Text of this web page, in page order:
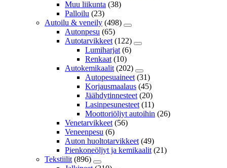
Muu liikunta (38)
Palloilu (23)
Autoilu & veneily (498)
Autonpesu (65)
Autotarvikkeet (122)
Lumiharjat (6)
Renkaat (10)
Autokemikaalit (202)
Autopesuaineet (31)
Korjausmaalaus (45)
Jäähdytinnesteet (20)
Lasinpesunesteet (11)
Moottoriöljyt autoihin (26)
Venetarvikkeet (56)
Veneenpesu (6)
Auton huoltotarvikkeet (49)
Pienkoneöljyt ja kemikaalit (21)
Tekstiilit (896)